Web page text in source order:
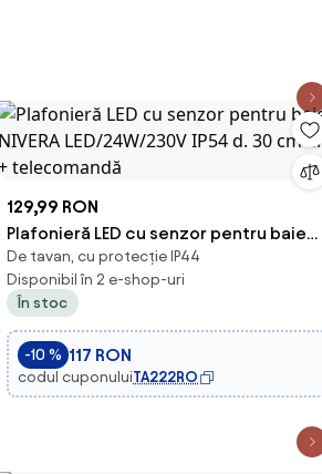
129,99 RON
Plafonieră LED cu senzor pentru baie
NIVERA LED/24W/230V IP54 d. 30 cm alb
+ telecomandă
De tavan, cu protecție IP44
Disponibil în 2 e-shop-uri
În stoc
-10 % 117 RON
codul cuponuluiTA222RO